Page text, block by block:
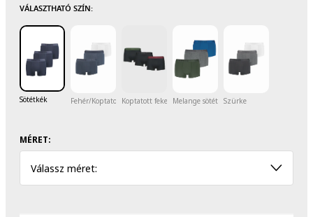
VÁLASZTHATÓ SZÍN:
Sötétkék Fehér/Koptatott tengerészkék/Tengerészkék
Koptatott feketeMelange sötétszürke/Királykék/Halvány
Szürke
MÉRET:
Válassz méret: